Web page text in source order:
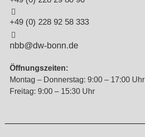
+49 (0) 228 92 58 333
nbb@dw-bonn.de
Öffnungszeiten:
Montag – Donnerstag: 9:00 – 17:00 Uhr
Freitag: 9:00 – 15:30 Uhr